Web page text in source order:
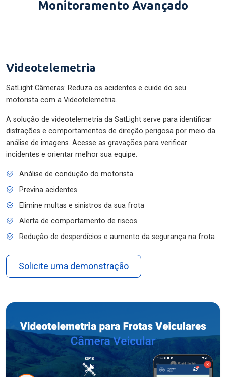
Monitoramento Avançado
Videotelemetria
SatLight Câmeras: Reduza os acidentes e cuide do seu
motorista com a Videotelemetria.
A solução de videotelemetria da SatLight serve para identificar
distrações e comportamentos de direção perigosa por meio da
análise de imagens. Acesse as gravações para verificar
incidentes e orientar melhor sua equipe.
Análise de condução do motorista
Previna acidentes
Elimine multas e sinistros da sua frota
Alerta de comportamento de riscos
Redução de desperdícios e aumento da segurança na frota
Solicite uma demonstração